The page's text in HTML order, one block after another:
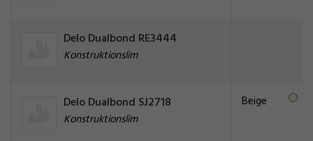
Delo Dualbond RE3444
Konstruktionslim
Delo Dualbond SJ2718
Konstruktionslim
Beige